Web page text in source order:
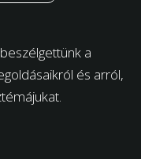
a
és arról,